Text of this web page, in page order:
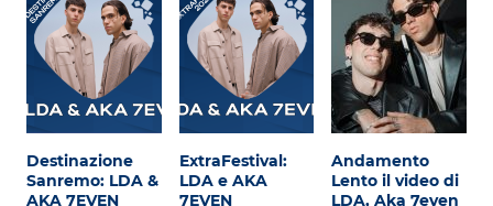
Destinazione
Sanremo: LDA &
AKA 7EVEN
ExtraFestival:
LDA e AKA
7EVEN
Andamento
Lento il video di
LDA, Aka 7even